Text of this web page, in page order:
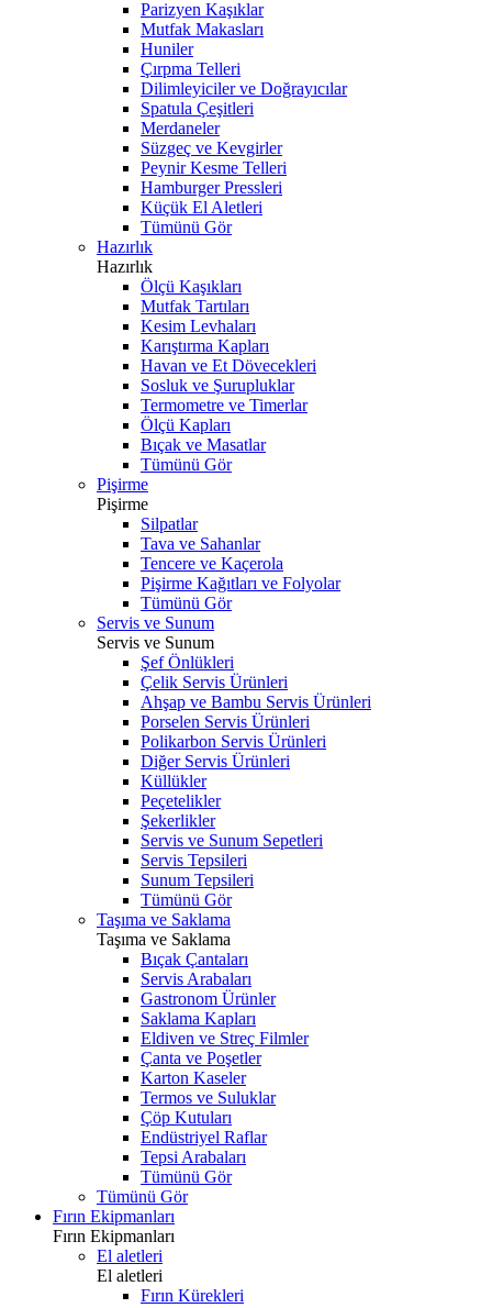
Parizyen Kaşıklar
Mutfak Makasları
Huniler
Çırpma Telleri
Dilimleyiciler ve Doğrayıcılar
Spatula Çeşitleri
Merdaneler
Süzgeç ve Kevgirler
Peynir Kesme Telleri
Hamburger Pressleri
Küçük El Aletleri
Tümünü Gör
Hazırlık
Hazırlık
Ölçü Kaşıkları
Mutfak Tartıları
Kesim Levhaları
Karıştırma Kapları
Havan ve Et Dövecekleri
Sosluk ve Şurupluklar
Termometre ve Timerlar
Ölçü Kapları
Bıçak ve Masatlar
Tümünü Gör
Pişirme
Pişirme
Silpatlar
Tava ve Sahanlar
Tencere ve Kaçerola
Pişirme Kağıtları ve Folyolar
Tümünü Gör
Servis ve Sunum
Servis ve Sunum
Şef Önlükleri
Çelik Servis Ürünleri
Ahşap ve Bambu Servis Ürünleri
Porselen Servis Ürünleri
Polikarbon Servis Ürünleri
Diğer Servis Ürünleri
Küllükler
Peçetelikler
Şekerlikler
Servis ve Sunum Sepetleri
Servis Tepsileri
Sunum Tepsileri
Tümünü Gör
Taşıma ve Saklama
Taşıma ve Saklama
Bıçak Çantaları
Servis Arabaları
Gastronom Ürünler
Saklama Kapları
Eldiven ve Streç Filmler
Çanta ve Poşetler
Karton Kaseler
Termos ve Suluklar
Çöp Kutuları
Endüstriyel Raflar
Tepsi Arabaları
Tümünü Gör
Tümünü Gör
Fırın Ekipmanları
Fırın Ekipmanları
El aletleri
El aletleri
Fırın Kürekleri